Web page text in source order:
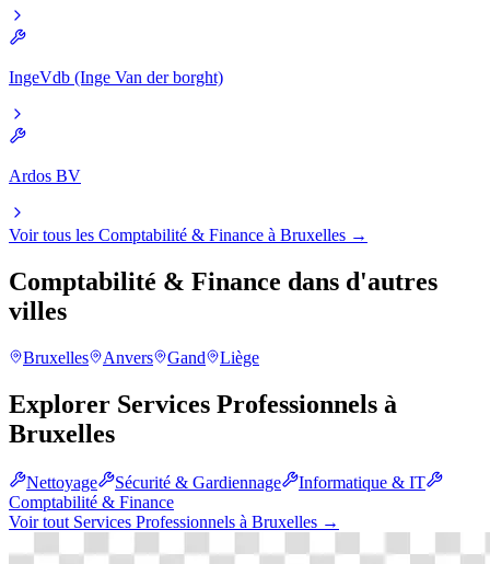
IngeVdb (Inge Van der borght)
Ardos BV
Voir tous les Comptabilité & Finance à Bruxelles →
Comptabilité & Finance dans d'autres
villes
Bruxelles Anvers Gand Liège
Explorer Services Professionnels à
Bruxelles
Nettoyage Sécurité & Gardiennage
Informatique & IT
Comptabilité & Finance
Voir tout Services Professionnels à Bruxelles →